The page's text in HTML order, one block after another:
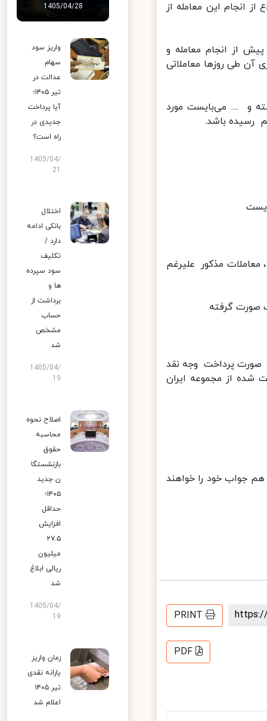
اﻧﺠﺎم اﯾﻦ ﻣﻌﺎﻣﻠﻪ از
از اﻧﺠﺎم ﻣﻌﺎﻣﻠﻪ و
آن ﻃﯽ روزﻫﺎ ﻣﻌﺎﻣﻼﺗﯽ
و .... ﻣﯽﺑﺎﯾﺴﺖ ﻣﻮرد
ﺑﺎﺷﺪ.
ﮔﺰارش ﺣﺴﺎﺑﺮﺳﯽ ﺷﺪه ﮔﺮوه اﯾﺮان ﺧﻮدرو ﺑﻪ ﺗﺎرﯾﺦ 29 اﺳﻔﻨﺪ 1398، ﻣﻌﺎﻣﻼت ﻣﺬﮐﻮر ﻋﻠﯿﺮﻏﻢ
ﭘﺮداﺧﺖ وﺟﻪ ﻧﻘﺪ
از ﻣﺠﻤﻮﻋﻪ اﯾﺮان
جواب خود را خواهند
PRINT
PDF
1405/04/28
واریز سود
سهام
عدالت در
تیر ۱۴۰۵؛
آیا پرداخت
جدیدی در
راه است؟
1405/04/
اختلال
بانکی ادامه
دارد /
تکلیف
سود سپرده
ها و
برداشت از
حساب
مشخص
شد
1405/04/
19
اصلاح نحوه
محاسبه
حقوق
بازنشستگا
ن جدید
۱۴۰۵؛
حداقل
افزایش
۲۷.۵
میلیون
ریالی ابلاغ
شد
1405/04/
19
زمان واریز
یارانه نقدی
تیر ۱۴۰۵
اعلام شد